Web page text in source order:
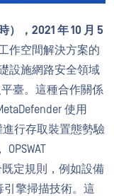
，2021 年 10 月 5
作空間解決方案的
設施網路安全領域
臺。這種合作關係
使用
行存取裝置態勢驗
既定規則，例如設備
引擎掃描技術。這